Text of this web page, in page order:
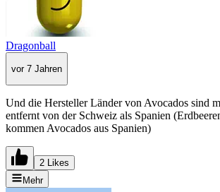
Dragonball
vor 7 Jahren
Und die Hersteller Länder von Avocados sind
entfernt von der Schweiz als Spanien
kommen Avocados aus Spanien)
2 Likes
Mehr